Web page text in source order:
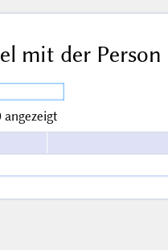
mit der Person
angezeigt